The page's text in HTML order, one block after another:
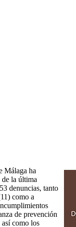
Málaga ha
la última
denuncias, tanto
como a
de prevención
como los